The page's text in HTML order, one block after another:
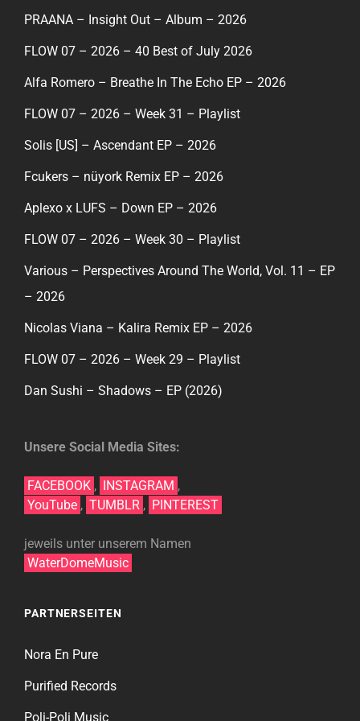
PRAANA – Insight Out – Album – 2026
FLOW 07 – 2026 – 40 Best of July 2026
Alfa Romero – Breathe In The Echo EP – 2026
FLOW 07 – 2026 – Week 31 – Playlist
Solis [US] – Ascendant EP – 2026
Fcukers – nüyork Remix EP – 2026
Aplexo x LUFS – Down EP – 2026
FLOW 07 – 2026 – Week 30 – Playlist
Various – Perspectives Around The World, Vol. 11 – EP
– 2026
Nicolas Viana – Kalira Remix EP – 2026
FLOW 07 – 2026 – Week 29 – Playlist
Dan Sushi – Shadows – EP (2026)
Unsere Social Media Sites:
FACEBOOK , INSTAGRAM ,
YouTube , TUMBLR , PINTEREST
jeweils unter unserem Namen
WaterDomeMusic
PARTNERSEITEN
Nora En Pure
Purified Records
Poli-Poli Music